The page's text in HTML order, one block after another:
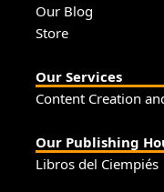
Our Blog
Store
Our Services
Content Creation
Our Publishing
Libros del Ciempiés